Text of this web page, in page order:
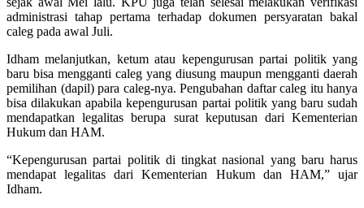
administrasi tahap pertama terhadap dokumen persyaratan bakal
caleg pada awal Juli.
Idham melanjutkan, ketum atau kepengurusan partai politik yang
baru bisa mengganti caleg yang diusung maupun mengganti daerah
pemilihan (dapil) para caleg-nya. Pengubahan daftar caleg itu hanya
bisa dilakukan apabila kepengurusan partai politik yang baru sudah
mendapatkan legalitas berupa surat keputusan dari Kementerian
Hukum dan HAM.
“Kepengurusan partai politik di tingkat nasional yang baru harus
mendapat legalitas dari Kementerian Hukum dan HAM,” ujar
Idham.